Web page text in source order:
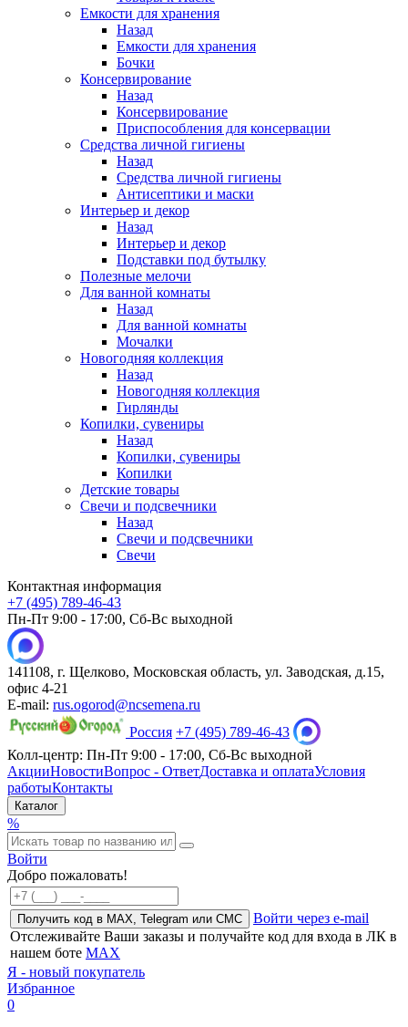
Емкости для хранения
Назад
Емкости для хранения
Бочки
Консервирование
Назад
Консервирование
Приспособления для консервации
Средства личной гигиены
Назад
Средства личной гигиены
Антисептики и маски
Интерьер и декор
Назад
Интерьер и декор
Подставки под бутылку
Полезные мелочи
Для ванной комнаты
Назад
Для ванной комнаты
Мочалки
Новогодняя коллекция
Назад
Новогодняя коллекция
Гирлянды
Копилки, сувениры
Назад
Копилки, сувениры
Копилки
Детские товары
Свечи и подсвечники
Назад
Свечи и подсвечники
Свечи
Контактная информация
+7 (495) 789-46-43
Пн-Пт 9:00 - 17:00, Сб-Вс выходной
141108, г. Щелково, Московская область, ул. Заводская, д.15,
офис 4-21
E-mail: rus.ogorod@ncsemena.ru
Россия +7 (495) 789-46-43
Колл-центр: Пн-Пт 9:00 - 17:00, Сб-Вс выходной
АкцииНовостиВопрос - ОтветДоставка и оплатаУсловия
работыКонтакты
Каталог
%
Войти
Добро пожаловать!
Получить код в MAX, Telegram или СМС
Войти через e-mail
Отслеживайте Ваши заказы и получайте код для входа в ЛК в
нашем боте MAX
Я - новый покупатель
Избранное
0